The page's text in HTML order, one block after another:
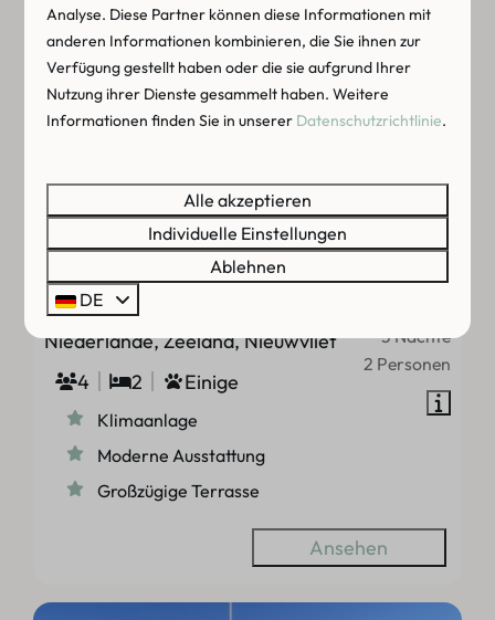
3 Nächte
2 Personen
Zonneweelde Lodge Deluxe (4
Pers)
Niederlande, Zeeland, Nieuwvliet
4
2 Einige
Klimaanlage
Moderne Ausstattung
Großzügige Terrasse
Ansehen
Analyse. Diese Partner können diese Informationen mit
anderen Informationen kombinieren, die Sie ihnen zur
Verfügung gestellt haben oder die sie aufgrund Ihrer
Nutzung ihrer Dienste gesammelt haben. Weitere
Informationen finden Sie in unserer Datenschutzrichtlinie.
Alle akzeptieren
Individuelle Einstellungen
Ablehnen
DE